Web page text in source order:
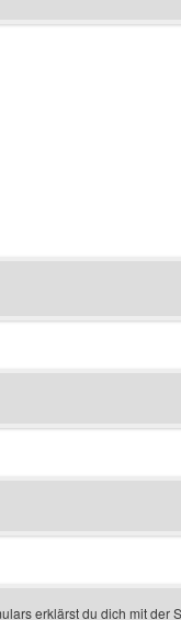
erklärst du dich mit der